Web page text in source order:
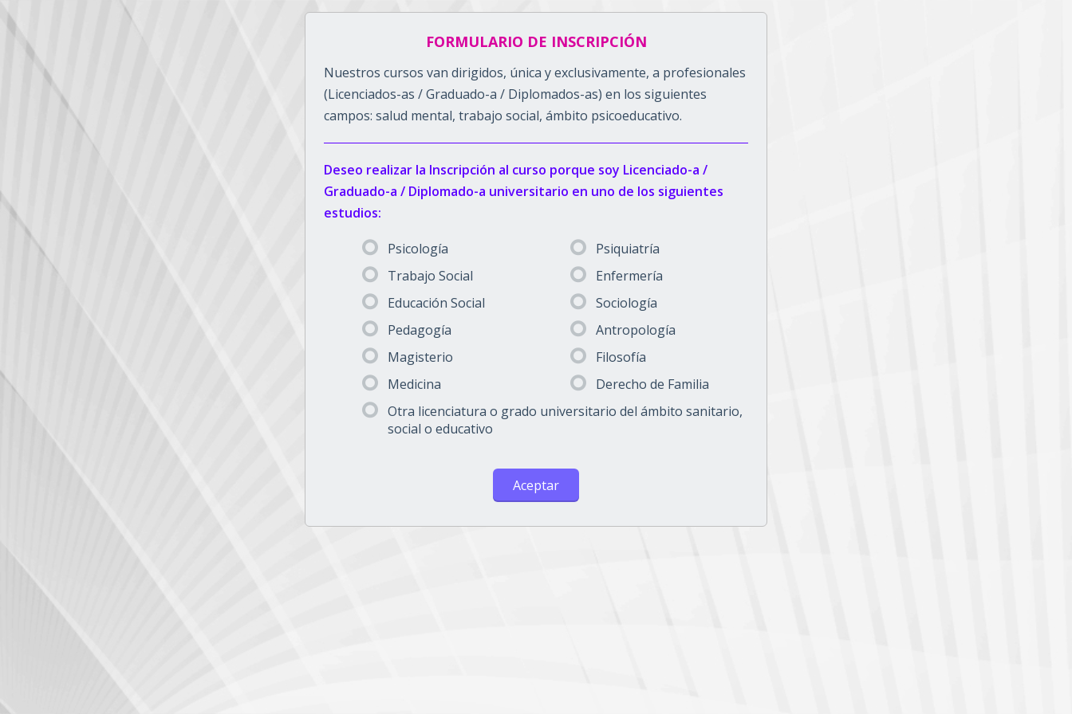
FORMULARIO DE INSCRIPCIÓN
Nuestros cursos van dirigidos, única y exclusivamente, a profesionales
(Licenciados-as / Graduado-a / Diplomados-as) en los siguientes
campos: salud mental, trabajo social, ámbito psicoeducativo.
Deseo realizar la Inscripción al curso porque soy Licenciado-a /
Graduado-a / Diplomado-a universitario en uno de los siguientes
estudios:
Psicología
Trabajo Social
Educación Social
Pedagogía
Magisterio
Medicina
Psiquiatría
Enfermería
Sociología
Antropología
Filosofía
Derecho de Familia
Otra licenciatura o grado universitario del ámbito sanitario,
social o educativo